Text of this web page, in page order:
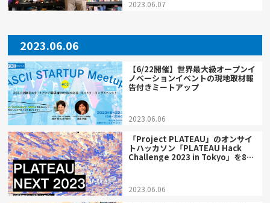
2023.06.07
2023.06.06
【6/22開催】世界最大級オープンイ
ノベーションイベントの現地取材報
告付きミートアップ
2023.06.06
「Project PLATEAU」のオンサイ
トハッカソン「PLATEAU Hack
Challenge 2023 in Tokyo」を8月
2023.06.06